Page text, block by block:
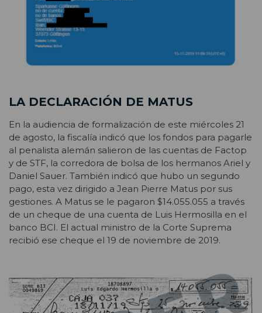
LA DECLARACIÓN DE MATUS
En la audiencia de formalización de este miércoles 21
de agosto, la fiscalía indicó que los fondos para pagarle
al penalista alemán salieron de las cuentas de Factop
y de STF, la corredora de bolsa de los hermanos Ariel y
Daniel Sauer. También indicó que hubo un segundo
pago, esta vez dirigido a Jean Pierre Matus por sus
gestiones. A Matus se le pagaron $14.055.055 a través
de un cheque de una cuenta de Luis Hermosilla en el
banco BCI. El actual ministro de la Corte Suprema
recibió ese cheque el 19 de noviembre de 2019.